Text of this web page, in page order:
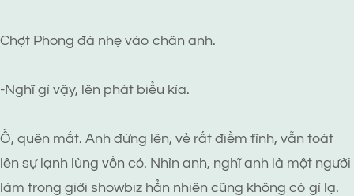
Chợt Phong đá nhẹ vào chân anh.
-Nghĩ gì vậy, lên phát biểu kìa.
Ồ, quên mất. Anh đứng lên, vẻ rất điềm tĩnh, vẫn toát
lên sự lạnh lùng vốn có. Nhìn anh, nghĩ anh là một người
làm trong giới showbiz hẳn nhiên cũng không có gì lạ.